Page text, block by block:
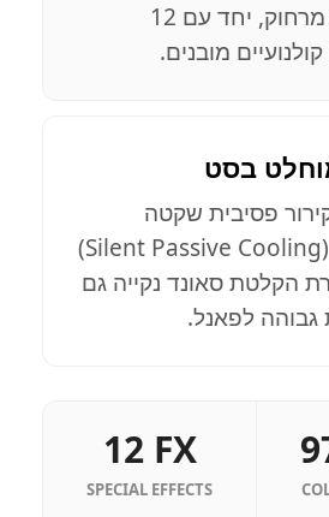
לשליטה מרחוק, יחד עם 12
מובנים.
בסט
פסיבית שקטה
לחלוטין (Silent Passive Cooling)
הקלטת סאונד נקייה גם
גבוהה לפאנל.
12 FX
SPECIAL EFFECTS